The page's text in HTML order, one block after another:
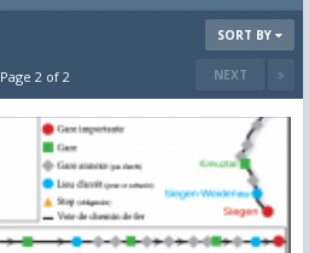
SORT BY
NEXT
Page 2 of 2